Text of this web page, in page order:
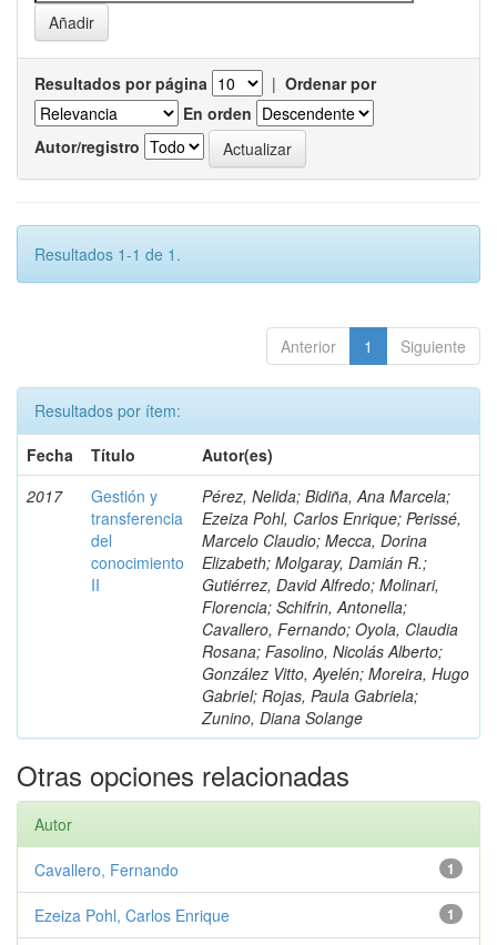
Resultados por página | Ordenar por
En orden
Autor/registro
Resultados 1-1 de 1.
Anterior 1 Siguiente
Resultados por ítem:
Fecha
Título
Autor(es)
2017
Gestión y
transferencia
del
conocimiento
II
Pérez, Nelida; Bidiña, Ana Marcela;
Ezeiza Pohl, Carlos Enrique; Perissé,
Marcelo Claudio; Mecca, Dorina
Elizabeth; Molgaray, Damián R.;
Gutiérrez, David Alfredo; Molinari,
Florencia; Schifrin, Antonella;
Cavallero, Fernando; Oyola, Claudia
Rosana; Fasolino, Nicolás Alberto;
González Vitto, Ayelén; Moreira, Hugo
Gabriel; Rojas, Paula Gabriela;
Zunino, Diana Solange
Otras opciones relacionadas
Autor
1
Cavallero, Fernando
1
Ezeiza Pohl, Carlos Enrique